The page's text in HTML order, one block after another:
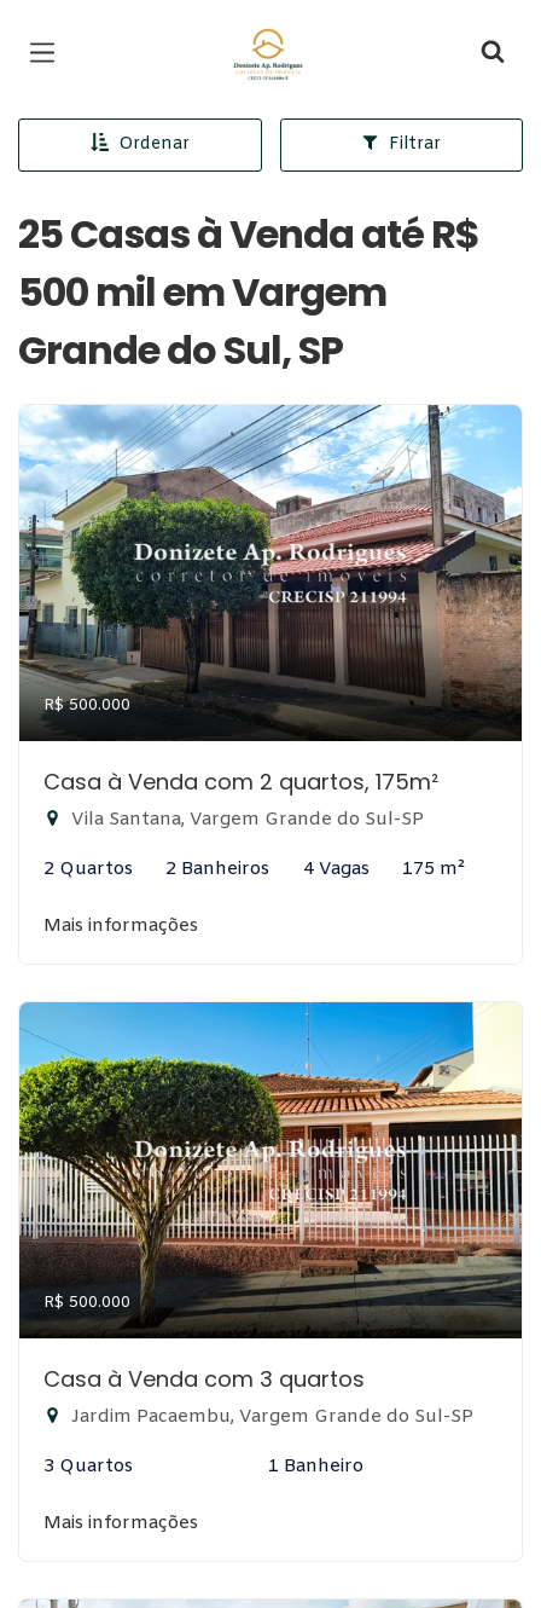
Página inicial
Ordenar Filtrar
25 Casas à Venda até R$
500 mil em Vargem
Grande do Sul, SP
R$ 500.000
Casa à Venda com 2 quartos, 175m²
Vila Santana, Vargem Grande do Sul-SP
2 Quartos 2 Banheiros 4 Vagas 175 m²
Mais informações
R$ 500.000
Casa à Venda com 3 quartos
Jardim Pacaembu, Vargem Grande do Sul-SP
3 Quartos 1 Banheiro
Mais informações